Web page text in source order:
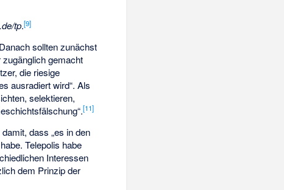
tp.[9]
sollten zunächst
gemacht
die riesige
ausradiert wird“. Als
selektieren,
[11]
dass „es in den
Telepolis habe
Interessen
dem Prinzip der